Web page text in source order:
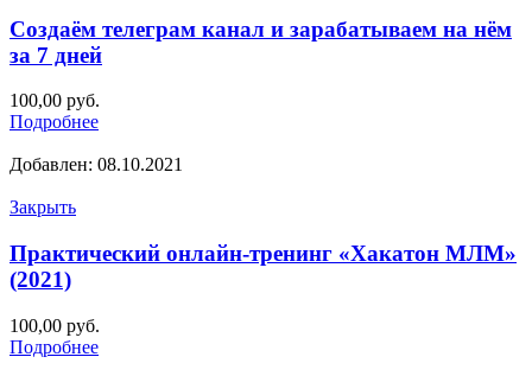
Создаём телеграм канал и зарабатываем на нём
за 7 дней
100,00 руб.
Подробнее
Добавлен: 08.10.2021
Закрыть
Практический онлайн-тренинг «Хакатон МЛМ»
(2021)
100,00 руб.
Подробнее